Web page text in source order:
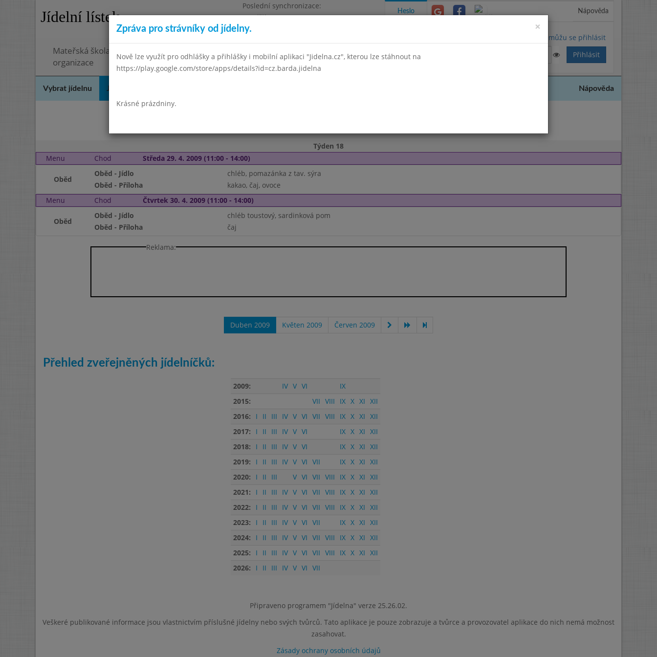
Jídelní lístek
Poslední synchronizace:
Pondělí 3.8.2026 12:03
Omezení objednávek
Mateřská škola a Základní škola, Ostopovice, okres Brno - venkov, příspěvková
organizace
Heslo Nápověda
Nemůžu se přihlásit
Vybrat jídelnu Jídelní lístek Nápověda
Týden 18
Menu
Chod Středa 29. 4. 2009 (11:00 - 14:00)
Oběd
Oběd - Jídlo
chléb, pomazánka z tav. sýra
Oběd - Příloha
kakao, čaj, ovoce
Menu
Chod Čtvrtek 30. 4. 2009 (11:00 - 14:00)
Oběd
Oběd - Jídlo
chléb toustový, sardinková pom
Oběd - Příloha
čaj
Reklama:
Duben 2009 Květen 2009 Červen 2009
Přehled zveřejněných jídelníčků:
2009: IV V VI
IX
2015:
VII VIII IX X XI XII
2016:
I II III IV V VI VII VIII IX X XI XII
2017:
I II III IV V VI IX X XI XII
2018:
I II III IV V VI IX X XI XII
2019:
I II III IV V VI VII IX X XI XII
2020:
I II III V VI VII VIII IX X XI XII
2021:
I II III IV V VI VII VIII IX X XI XII
2022:
I II III IV V VI VII VIII IX X XI XII
2023:
I II III IV V VI VII IX X XI XII
2024:
I II III IV V VI VII VIII IX X XI XII
2025:
I II III IV V VI VII VIII IX X XI XII
2026:
I II III IV V VI VII
Připraveno programem "Jídelna" verze 25.26.02.
Veškeré publikované informace jsou vlastnictvím příslušné jídelny nebo svých tvůrců. Tato aplikace je pouze zobrazuje a tvůrce a provozovatel aplikace do nich nemá možnost
zasahovat.
Zásady ochrany osobních údajů
×
Zpráva pro strávníky od jídelny.
Nově lze využít pro odhlášky a přihlášky i mobilní aplikaci "Jidelna.cz", kterou lze stáhnout na
https://play.google.com/store/apps/details?id=cz.barda.jidelna
Krásné prázdniny.